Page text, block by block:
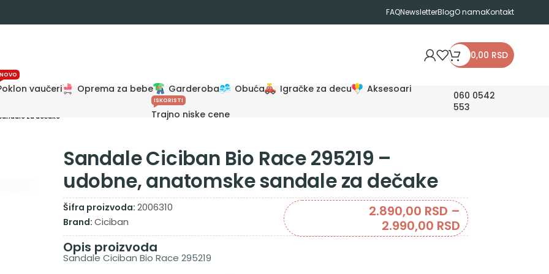
FAQNewsletterBlogO namaKontakt
0,00 RSD
vaučeri
NOVO
Oprema za bebe Garderoba Obuća Igračke za decu Aksesoari
Trajno niske cene
ISKORISTI
060 0542
553
za dečake
Sandale Ciciban Bio Race 295219 –
udobne, anatomske sandale za dečake
Šifra proizvoda: 2006310
Brand: Ciciban
2.890,00 RSD –
2.990,00 RSD
Opis proizvoda
Sandale Ciciban Bio Race 295219